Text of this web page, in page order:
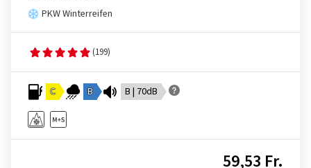
PKW Winterreifen
(199)
C B B | 70dB
59,53 Fr.